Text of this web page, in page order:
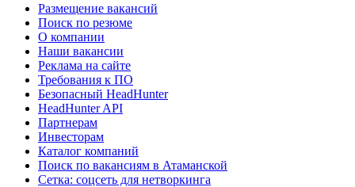
Размещение вакансий
Поиск по резюме
О компании
Наши вакансии
Реклама на сайте
Требования к ПО
Безопасный HeadHunter
HeadHunter API
Партнерам
Инвесторам
Каталог компаний
Поиск по вакансиям в Атаманской
Сетка: соцсеть для нетворкинга